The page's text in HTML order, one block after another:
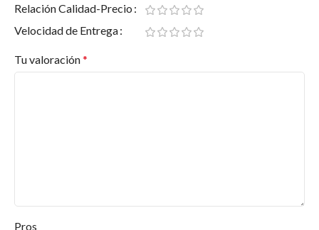
Relación Calidad-Precio
Velocidad de Entrega
Tu valoración*
Pros